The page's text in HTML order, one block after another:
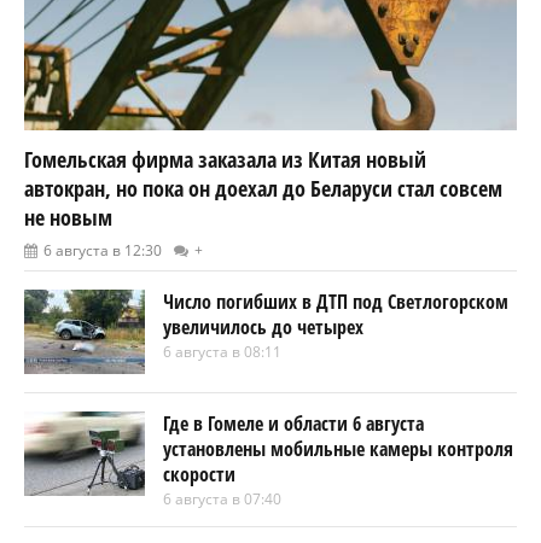
Гомельская фирма заказала из Китая новый
автокран, но пока он доехал до Беларуси стал совсем
не новым
6 августа в 12:30 +
Число погибших в ДТП под Светлогорском
увеличилось до четырех
6 августа в 08:11
Где в Гомеле и области 6 августа
установлены мобильные камеры контроля
скорости
6 августа в 07:40